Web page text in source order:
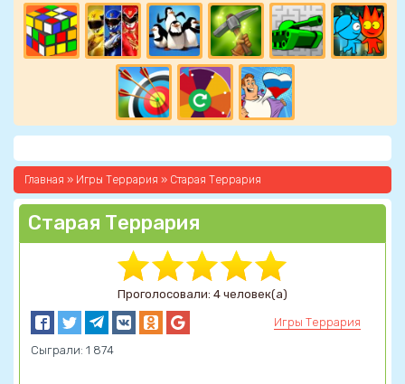
Главная » Игры Террария » Старая Террария
Старая Террария
Проголосовали: 4 человек(а)
Игры Террария
Сыграли: 1 874